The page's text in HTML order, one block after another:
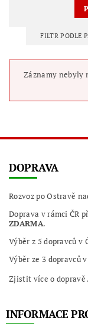
FILTR PODLE
Záznamy nebyly
DOPRAVA
Rozvoz po Ostravě
Doprava v rámci ČR
ZDARMA.
Výběr z 5 dopravců v
Výběr ze 3 dopravců v
Zjistit více o dopravě
INFORMACE